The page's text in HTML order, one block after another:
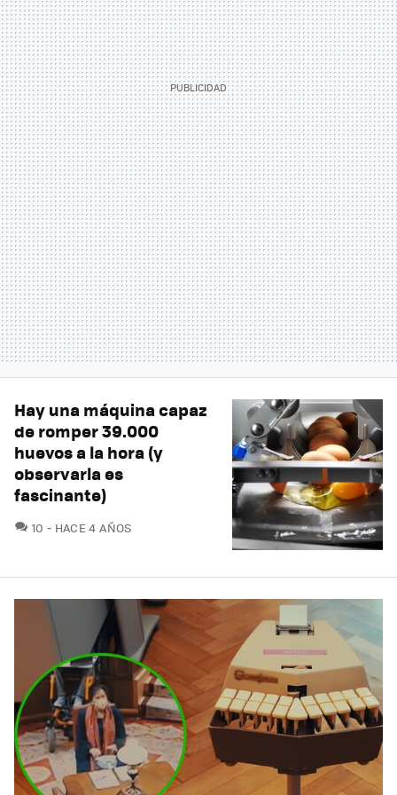
Hay una máquina capaz
de romper 39.000
huevos a la hora (y
observarla es
fascinante)
10 COMENTARIOS
HACE 4 AÑOS